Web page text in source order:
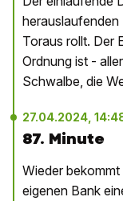
herauslaufenden
Toraus rollt. Der
Ordnung ist -
Schwalbe, die
27.04.2024,
87. Minute
Wieder
eigenen Bank